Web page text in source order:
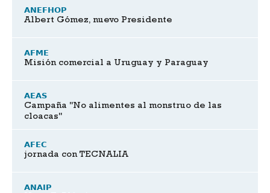
ANEFHOP
Albert Gómez, nuevo Presidente
AFME
Misión comercial a Uruguay y Paraguay
AEAS
Campaña "No alimentes al monstruo de las
cloacas"
AFEC
jornada con TECNALIA
ANAIP